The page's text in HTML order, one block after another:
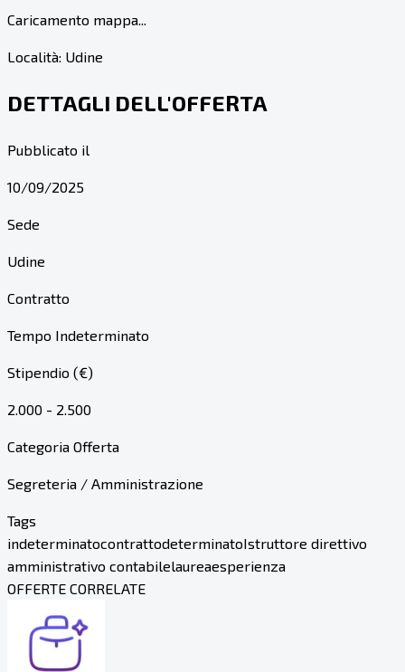
Caricamento mappa...
Località: Udine
DETTAGLI DELL'OFFERTA
Pubblicato il
10/09/2025
Sede
Udine
Contratto
Tempo Indeterminato
Stipendio (€)
2.000 - 2.500
Categoria Offerta
Segreteria / Amministrazione
Tags
indeterminatocontrattodeterminatoIstruttore direttivo
amministrativo contabilelaureaesperienza
OFFERTE CORRELATE